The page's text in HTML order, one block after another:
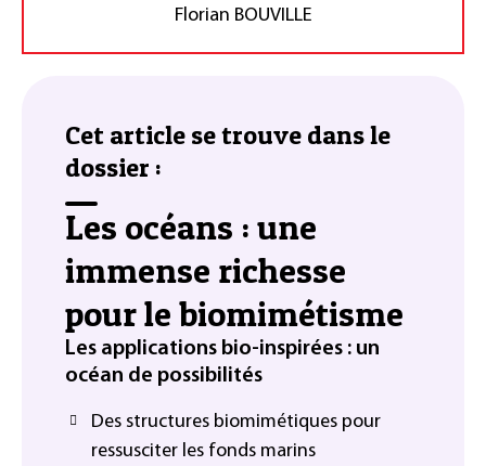
Florian BOUVILLE
Cet article se trouve dans le
dossier :
Les océans : une
immense richesse
pour le biomimétisme
Les applications bio-inspirées : un
océan de possibilités
Des structures biomimétiques pour
ressusciter les fonds marins